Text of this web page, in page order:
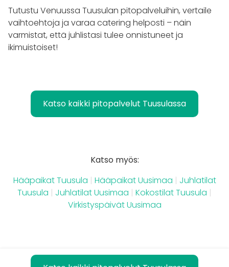
Tutustu Venuussa Tuusulan pitopalveluihin, vertaile
vaihtoehtoja ja varaa catering helposti – näin
varmistat, että juhlistasi tulee onnistuneet ja
ikimuistoiset!
Katso kaikki pitopalvelut Tuusulassa
Katso myös:
Hääpaikat Tuusula | Hääpaikat Uusimaa | Juhlatilat
Tuusula | Juhlatilat Uusimaa | Kokostilat Tuusula |
Virkistyspäivät Uusimaa